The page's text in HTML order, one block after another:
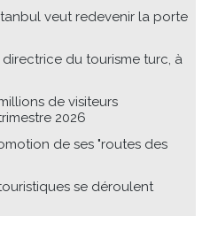
veut redevenir la porte
du tourisme turc, à
de visiteurs
2026
de ses "routes des
se déroulent